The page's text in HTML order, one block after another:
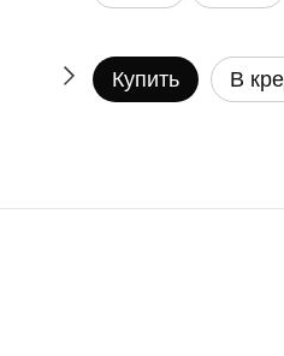
Купить В